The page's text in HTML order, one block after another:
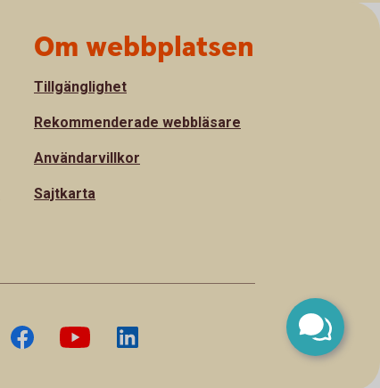
Om webbplatsen
Tillgänglighet
Rekommenderade webbläsare
Användarvillkor
Sajtkarta